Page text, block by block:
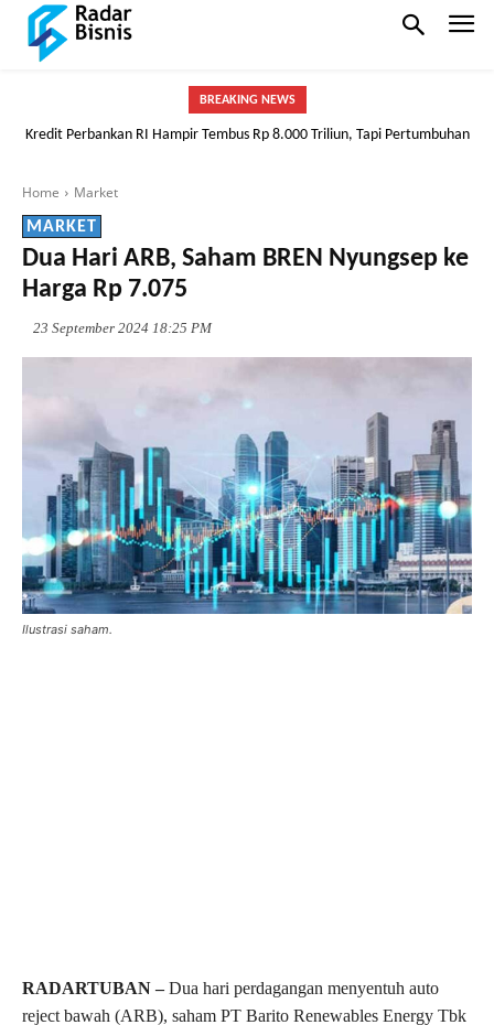
BREAKING NEWS
Kredit Perbankan RI Hampir Tembus Rp 8.000 Triliun, Tapi Pertumbuhan
Tak Hanya ASN, Sopir Taksi pun Bisa! BRI Buka Peluang Punya Rumah
Home Market
MARKET
Dua Hari ARB, Saham BREN Nyungsep ke
Harga Rp 7.075
23 September 2024 18:25 PM
Ilustrasi saham.
RADARTUBAN –Dua hari perdagangan menyentuh auto
reject bawah (ARB), saham PT Barito Renewables Energy Tbk